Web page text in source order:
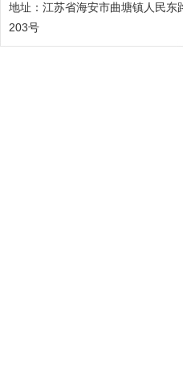
地址：江苏省海安市曲塘镇人民东
203号